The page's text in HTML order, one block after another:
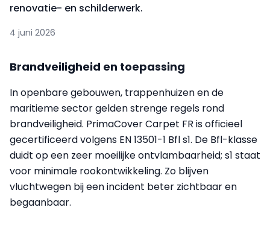
renovatie- en schilderwerk.
4 juni 2026
Brandveiligheid en toepassing
In openbare gebouwen, trappenhuizen en de
maritieme sector gelden strenge regels rond
brandveiligheid. PrimaCover Carpet FR is officieel
gecertificeerd volgens EN 13501-1 Bfl s1. De Bfl-klasse
duidt op een zeer moeilijke ontvlambaarheid; s1 staat
voor minimale rookontwikkeling. Zo blijven
vluchtwegen bij een incident beter zichtbaar en
begaanbaar.